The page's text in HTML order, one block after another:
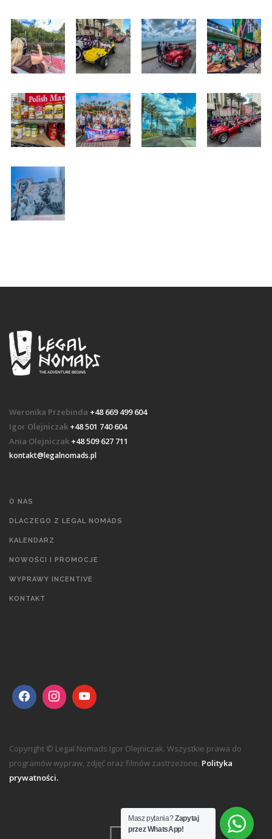
Weronika Przebinda +48 669 499 604
Igor Olejniczak +48 501 740 604
Ania Olejniczak +48 509 627 711
kontakt@legalnomads.pl
O NAS
DLACZEGO Z LEGAL NOMADS
KALENDARZ
NOWOŚCI I PROMOCJE
WYPRAWY INCENTIVE
KONTAKT
Copyright © Legal Nomads Igor Olejniczak. Wszystkie prawa do
programów wypraw, zdjęć oraz filmów zastrzeżone. Polityka
prywatności.
TOP
Masz pytania?Zapytaj
przez WhatsApp!